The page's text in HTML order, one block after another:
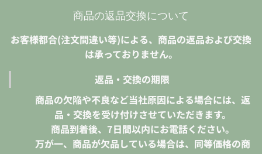
商品の返品交換について
お客様都合(注文間違い等)による、商品の返品および交換
は承っておりません。
返品・交換の期限
商品の欠陥や不良など当社原因による場合には、返
品・交換を受け付けさせていただきます。
商品到着後、7日間以内にお電話ください。
万が一、商品が欠品している場合は、同等価格の商